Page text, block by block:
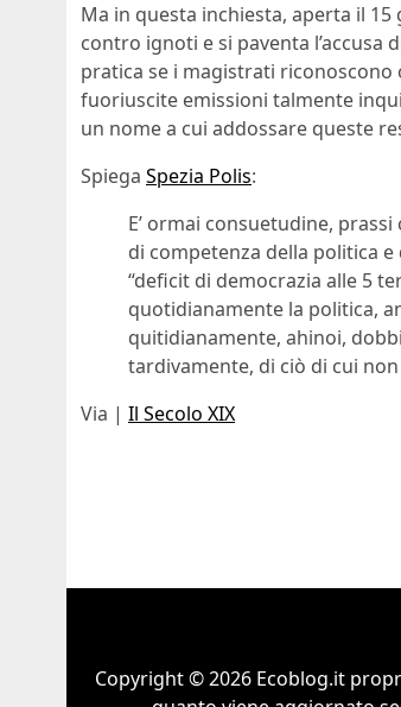
Ma in questa inchiesta, aperta il
contro ignoti e si paventa
pratica se i magistrati
fuoriuscite emissioni talmente
un nome a cui addossare queste
Spiega Spezia Polis:
E’ ormai consuetudine,
di competenza della politica
“deficit di democrazia alle 5
quotidianamente la politica,
quitidianamente, ahinoi,
tardivamente, di ciò di cui non
Via | Il Secolo XIX
Copyright © 2026 Ecoblog.it